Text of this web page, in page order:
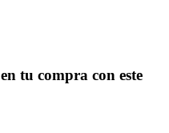
en tu compra con este